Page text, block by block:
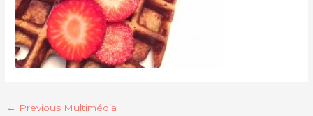
← Previous Multimédia